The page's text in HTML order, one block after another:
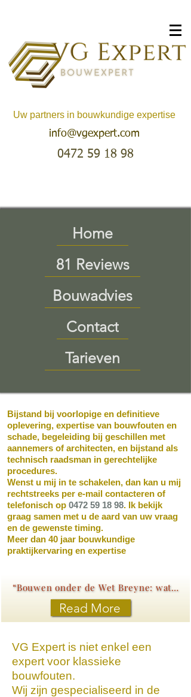
Uw partners in bouwkundige expertise
info@vgexpert.com
0472 59 18 98
Home
81 Reviews
Bouwadvies
Contact
Tarieven
Bijstand bij voorlopige en definitieve
oplevering, expertise van bouwfouten en
schade, begeleiding bij geschillen met
aannemers of architecten, en bijstand als
technisch raadsman in gerechtelijke
procedures.
Wenst u mij in te schakelen, dan kan u mij
rechtstreeks per e-mail contacteren of
telefonisch op 0472 59 18 98. Ik bekijk
graag samen met u de aard van uw vraag
en de gewenste timing.
Meer dan 40 jaar bouwkundige
praktijkervaring en expertise
“Bouwen onder de Wet Breyne: wat elke koper moet weten”
Read More
VG Expert is niet enkel een
expert voor klassieke
bouwfouten.
Wij zijn gespecialiseerd in de